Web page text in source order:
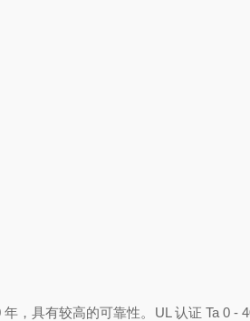
，具有较高的可靠性。UL 认证 Ta 0 -